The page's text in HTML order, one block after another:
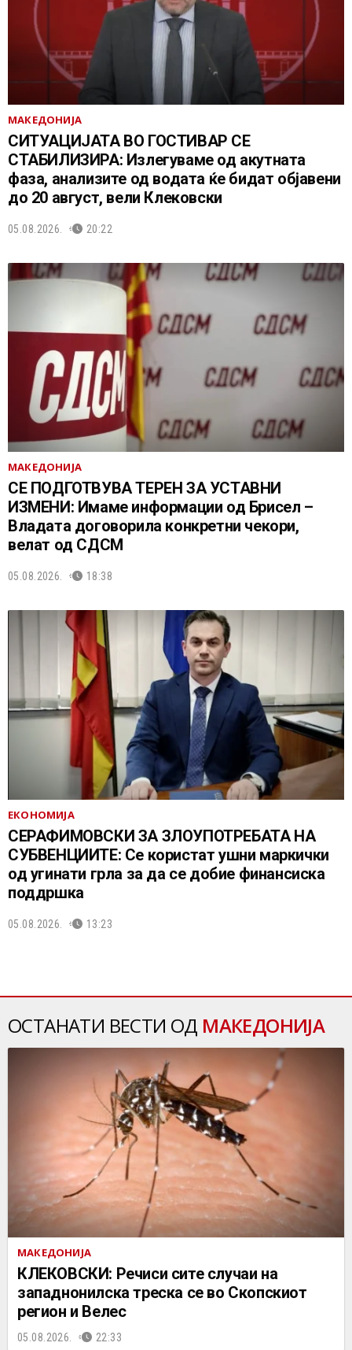
МАКЕДОНИЈА
СИТУАЦИЈАТА ВО ГОСТИВАР СЕ
СТАБИЛИЗИРА: Излегуваме од акутната
фаза, анализите од водата ќе бидат објавени
до 20 август, вели Клековски
05.08.2026. 20:22
МАКЕДОНИЈА
СЕ ПОДГОТВУВА ТЕРЕН ЗА УСТАВНИ
ИЗМЕНИ: Имаме информации од Брисел –
Владата договорила конкретни чекори,
велат од СДСМ
05.08.2026. 18:38
ЕКОНОМИЈА
СЕРАФИМОВСКИ ЗА ЗЛОУПОТРЕБАТА НА
СУБВЕНЦИИТЕ: Се користат ушни маркички
од угинати грла за да се добие финансиска
поддршка
05.08.2026. 13:23
ОСТАНАТИ ВЕСТИ ОД МАКЕДОНИЈА
МАКЕДОНИЈА
КЛЕКОВСКИ: Речиси сите случаи на
западнонилска треска се во Скопскиот
регион и Велес
05.08.2026. 22:33